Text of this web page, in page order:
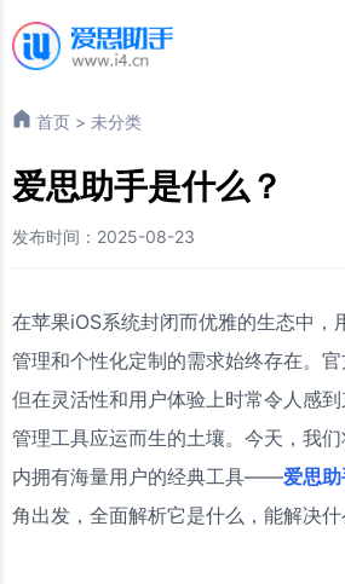
首页 > 未分类
爱思助手是什么？
发布时间：2025-08-23
在苹果iOS系统封闭而优雅的生态中，
管理和个性化定制的需求始终存在。官
但在灵活性和用户体验上时常令人感
管理工具应运而生的土壤。今天，我
内拥有海量用户的经典工具——爱思
角出发，全面解析它是什么，能解决什